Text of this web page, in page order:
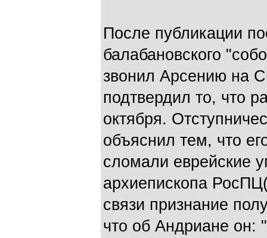
После публикации
балабановского
звонил Арсению на
подтвердил то, что
октября.
объяснил тем, что
сломали еврейские
архиепископа
связи признание
что об Андриане он: